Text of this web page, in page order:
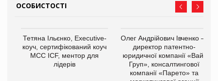
ОСОБИСТОСТІ
Тетяна Ільєнко, Executive-
коуч, сертифікований коуч
МСС ICF, ментор для
лідерів
Олег Андрійович Івченко —
директор патентно-
юридичної компанії «Вайз
Груп», консалтингової
компанії «Парето» та